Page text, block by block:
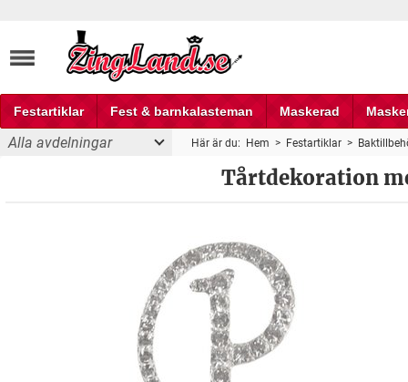
Festartiklar Fest & barnkalasteman Maskerad
Fest och partyprylar
Alla avdelningar Här är du: Hem > Festartiklar >
Tårtdekoration